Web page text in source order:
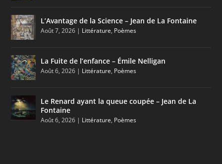
L’Avantage de la Science – Jean de La Fontaine
Août 7, 2026 | Littérature, Poèmes
La Fuite de l’enfance – Émile Nelligan
Août 6, 2026 | Littérature, Poèmes
Le Renard ayant la queue coupée – Jean de La
Fontaine
Août 6, 2026 | Littérature, Poèmes